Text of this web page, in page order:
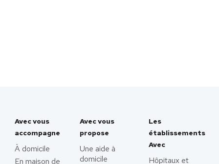
Avec vous
accompagne
À domicile
En maison de
Avec vous
propose
Une aide à
domicile
Les
établissements
Avec
Hôpitaux et